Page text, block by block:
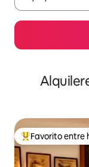
Favorito entre
Favorito entre